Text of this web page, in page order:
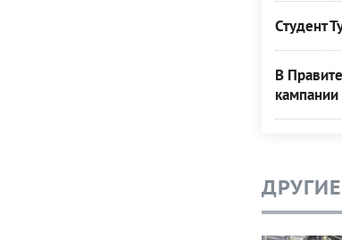
Студент
В
кампании